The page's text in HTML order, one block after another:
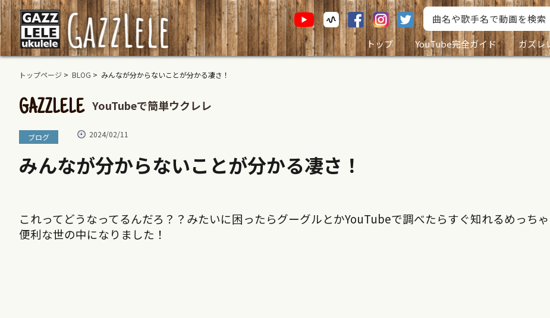
トップ
YouTube完全ガイド ガズレ
トップページ > BLOG > みんなが分からないことが分かる凄さ！
GAZZLELE YouTubeで簡単ウクレレ
ブログ 2024/02/11
みんなが分からないことが分かる凄さ！
これってどうなってるんだろ？？みたいに困ったらグーグルとかYouTubeで調べたらすぐ知れるめっちゃ
便利な世の中になりました！